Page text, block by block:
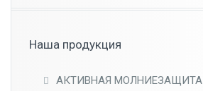
Наша продукция
АКТИВНАЯ МОЛНИЕЗАЩИТА